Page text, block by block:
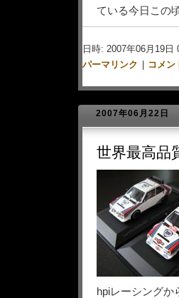
ている今日この
日時: 2007年06月19日
パーマリンク
コメン
2007年06月22日
世界最高品
hpiレーシングか